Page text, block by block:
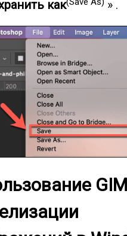
как
» .